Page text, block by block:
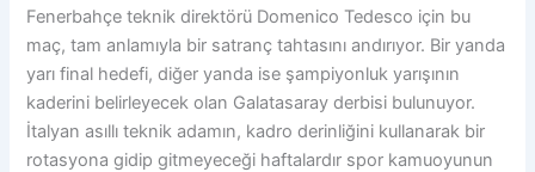
Fenerbahçe teknik direktörü Domenico Tedesco için bu
maç, tam anlamıyla bir satranç tahtasını andırıyor. Bir yanda
yarı final hedefi, diğer yanda ise şampiyonluk yarışının
kaderini belirleyecek olan Galatasaray derbisi bulunuyor.
İtalyan asıllı teknik adamın, kadro derinliğini kullanarak bir
rotasyona gidip gitmeyeceği haftalardır spor kamuoyunun